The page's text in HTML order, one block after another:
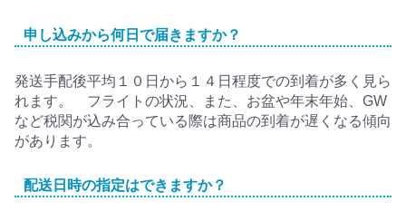
申し込みから何日で届きますか？
発送手配後平均１０日から１４日程度での到着が多く見ら
れます。 フライトの状況、また、お盆や年末年始、GW
など税関が込み合っている際は商品の到着が遅くなる傾向
があります。
配送日時の指定はできますか？